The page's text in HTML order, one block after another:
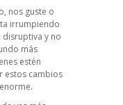
nos guste o
irrumpiendo
y no
más
estén
estos cambios